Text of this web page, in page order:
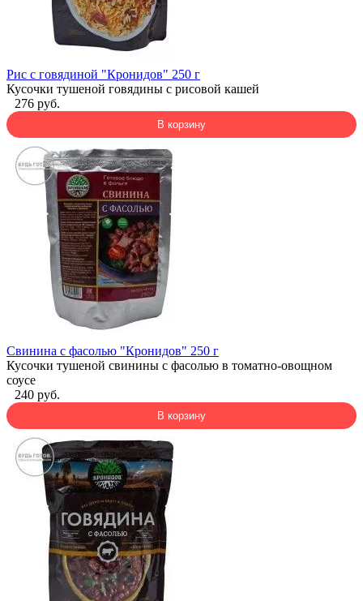
Рис с говядиной "Кронидов" 250 г
Кусочки тушеной говядины с рисовой кашей
276 руб.
В корзину
Свинина с фасолью "Кронидов" 250 г
Кусочки тушеной свинины с фасолью в томатно-овощном
соусе
240 руб.
В корзину